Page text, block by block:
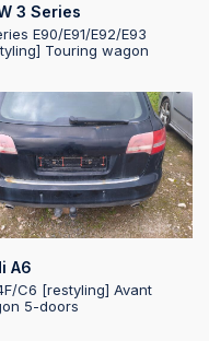
20:20:29
20:20:05
3 Series
E90/E91/E92/E93
Touring wagon
A6
C6 [restyling] Avant
5-doors